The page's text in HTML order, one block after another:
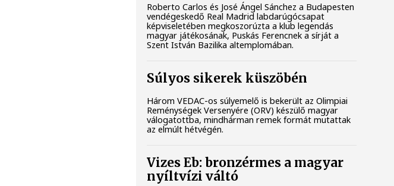
Roberto Carlos és José Ángel Sánchez a Budapesten
vendégeskedő Real Madrid labdarúgócsapat
képviseletében megkoszorúzta a klub legendás
magyar játékosának, Puskás Ferencnek a sírját a
Szent István Bazilika altemplomában.
Súlyos sikerek küszöbén
Három VEDAC-os súlyemelő is bekerült az Olimpiai
Reménységek Versenyére (ORV) készülő magyar
válogatottba, mindhárman remek formát mutattak
az elmúlt hétvégén.
Vizes Eb: bronzérmes a magyar
nyíltvízi váltó